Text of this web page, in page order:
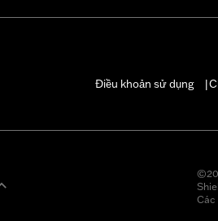
Điều khoản sử dụng
Các